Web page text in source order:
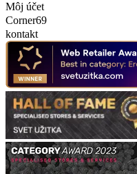
Môj účet
Corner69
kontakt